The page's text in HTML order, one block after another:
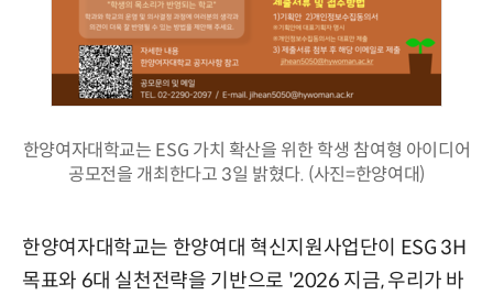
한양여자대학교는 ESG 가치 확산을 위한 학생 참여형 아이디어
공모전을 개최한다고 3일 밝혔다. (사진=한양여대)
한양여자대학교는 한양여대 혁신지원사업단이 ESG 3H
목표와 6대 실천전략을 기반으로 '2026 지금, 우리가 바